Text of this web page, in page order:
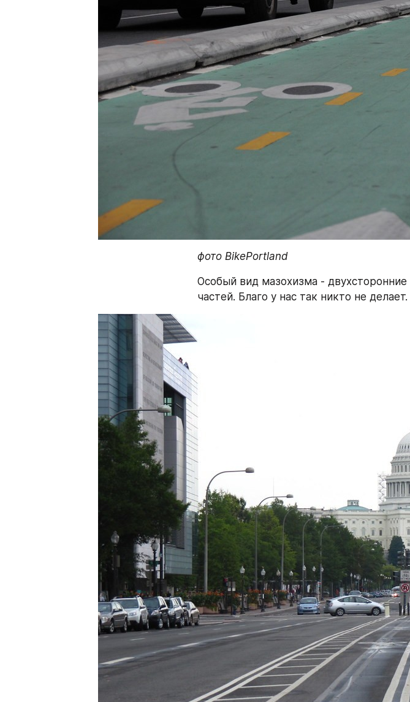
фото BikePortland
Особый вид мазохизма -
частей. Благо у нас так никто не делает.